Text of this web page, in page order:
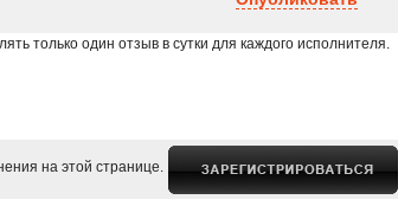
только один отзыв в сутки для каждого исполнителя.
на этой странице.